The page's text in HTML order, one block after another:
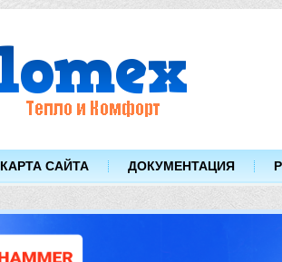
КАРТА САЙТА ДОКУМЕНТАЦИЯ